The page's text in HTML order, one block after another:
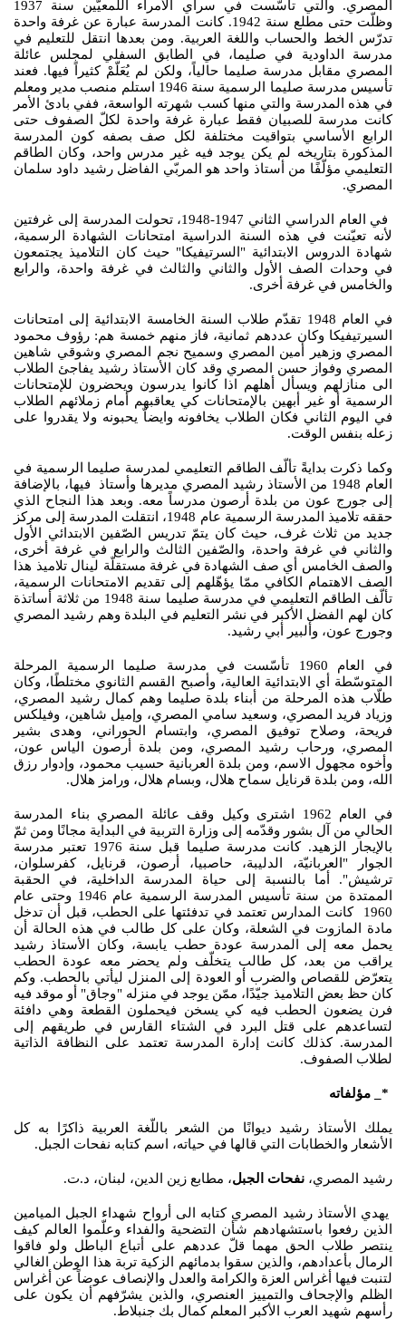
المصري. والتي تأسّست في سراي الأمراء اللّمعيّين سنة 1937
وظلّت حتى مطلع سنة 1942. كانت المدرسة عبارة عن غرفة واحدة
تدرّس الخط والحساب واللغة العربية. ومن بعدها انتقل للتعليم في
مدرسة الداودية في صليما، في الطابق السفلي لمجلس عائلة
المصري مقابل مدرسة صليما حالياً، ولكن لم يُعَلّمْ كثيراً فيها. فعند
تأسيس مدرسة صليما الرسمية سنة 1946 استلم منصب مدير ومعلم
في هذه المدرسة والتي منها كسب شهرته الواسعة، ففي بادئ الأمر
كانت مدرسة للصبيان فقط عبارة غرفة واحدة لكلّ الصفوف حتى
الرابع الأساسي بتواقيت مختلفة لكل صف بصفه كون المدرسة
المذكورة بتاريخه لم يكن يوجد فيه غير مدرس واحد، وكان الطاقم
التعليمي مؤلّفًا من أستاذ واحد هو المربّي الفاضل رشيد داود سلمان
المصري.
في العام الدراسي الثاني 1947-1948، تحولت المدرسة إلى غرفتين
لأنه تعيّنت في هذه السنة الدراسية امتحانات الشهادة الرسمية،
شهادة الدروس الابتدائية "السرتيفيكا" حيث كان التلاميذ يجتمعون
في وحدات الصف الأول والثاني والثالث في غرفة واحدة، والرابع
والخامس في غرفة أخرى.
في العام 1948 تقدّم طلاب السنة الخامسة الابتدائية إلى امتحانات
السيرتيفيكا وكان عددهم ثمانية، فاز منهم خمسة هم: رؤوف محمود
المصري وزهير أمين المصري وسميح نجم المصري وشوقي شاهين
المصري وفواز حسن المصري وقد كان الأستاذ رشيد يفاجئ الطلاب
الى منازلهم ويسأل أهلهم اذا كانوا يدرسون ويحضرون للإمتحانات
الرسمية أو غير أبهين بالإمتحانات كي يعاقبهم أمام زملائهم الطلاب
في اليوم الثاني فكان الطلاب يخافونه وايضاّ يحبونه ولا يقدروا على
زعله بنفس الوقت.
وكما ذكرت بدايةً تألّف الطاقم التعليمي لمدرسة صليما الرسمية في
العام 1948 من الأستاذ رشيد المصري مديرها وأستاذ فيها، بالإضافة
إلى جورج عون من بلدة أرصون مدرساً معه. وبعد هذا النجاح الذي
حققه تلاميذ المدرسة الرسمية عام 1948، انتقلت المدرسة إلى مركز
جديد من ثلاث غرف، حيث كان يتمّ تدريس الصّفين الابتدائي الأول
والثاني في غرفة واحدة، والصّفين الثالث والرابع في غرفة أخرى،
والصف الخامس أي صف الشهادة في غرفة مستقلّة لينال تلاميذ هذا
الصف الاهتمام الكافي ممّا يؤهّلهم إلى تقديم الامتحانات الرسمية،
تألّف الطاقم التعليمي في مدرسة صليما سنة 1948 من ثلاثة أساتذة
كان لهم الفضل الأكبر في نشر التعليم في البلدة وهم رشيد المصري
وجورج عون، وألبير أبي رشيد.
في العام 1960 تأسّست في مدرسة صليما الرسمية المرحلة
المتوسّطة أي الابتدائية العالية، وأصبح القسم الثانوي مختلطًا، وكان
طلّاب هذه المرحلة من أبناء بلدة صليما وهم كمال رشيد المصري،
وزياد فريد المصري، وسعيد سامي المصري، وإميل شاهين، وفيلكس
فريحة، وصلاح توفيق المصري، وابتسام الحوراني، وهدى بشير
المصري، ورحاب رشيد المصري، ومن بلدة أرصون الياس عون،
وأخوه مجهول الاسم، ومن بلدة العربانية حسيب محمود، وإدوار رزق
الله، ومن بلدة قرنايل سماح هلال، وبسام هلال، ورامز هلال.
في العام 1962 اشترى وكيل وقف عائلة المصري بناء المدرسة
الحالي من آل بشور وقدّمه إلى وزارة التربية في البداية مجانًا ومن ثمّ
بالإيجار الزهيد. كانت مدرسة صليما قبل سنة 1976 تعتبر مدرسة
الجوار "العربانيّة، الدليبة، حاصبيا، أرصون، قرنايل، كفرسلوان،
ترشيش". أما بالنسبة إلى حياة المدرسة الداخلية، في الحقبة
الممتدة من سنة تأسيس المدرسة الرسمية عام 1946 وحتى عام
1960 كانت المدارس تعتمد في تدفئتها على الحطب، قبل أن تدخل
مادة المازوت في الشعلة، وكان على كل طالب في هذه الحالة أن
يحمل معه إلى المدرسة عودة حطب يابسة، وكان الأستاذ رشيد
يراقب من بعد، كل طالب يتخلّف ولم يحضر معه عودة الحطب
يتعرّض للقصاص والضرب أو العودة إلى المنزل ليأتي بالحطب. وكم
كان حظ بعض التلاميذ جيّدًا، ممّن يوجد في منزله "وجاق" أو موقد فيه
فرن يضعون الحطب فيه كي يسخن فيحملون القطعة وهي دافئة
لتساعدهم على قتل البرد في الشتاء القارس في طريقهم إلى
المدرسة. كذلك كانت إدارة المدرسة تعتمد على النظافة الذاتية
لطلاب الصفوف.
*_ مؤلفاته
يملك الأستاذ رشيد ديوانًا من الشعر باللّغة العربية ذاكرًا به كل
الأشعار والخطابات التي قالها في حياته، اسم كتابه نفحات الجبل.
رشيد المصري، نفحات الجبل، مطابع زين الدين، لبنان، د.ت.
يهدي الأستاذ رشيد المصري كتابه الى أرواح شهداء الجبل الميامين
الذين رفعوا باستشهادهم شأن التضحية والفداء وعلّموا العالم كيف
ينتصر طلاب الحق مهما قلّ عددهم على أتباع الباطل ولو فاقوا
الرمال بأعدادهم، والذين سقوا بدمائهم الزكية تربة هذا الوطن الغالي
لتنبت فيها أغراس العزة والكرامة والعدل والإنصاف عوضاً عن أغراس
الظلم والإجحاف والتمييز العنصري، والذين يشرّفهم أن يكون على
رأسهم شهيد العرب الأكبر المعلم كمال بك جنبلاط.